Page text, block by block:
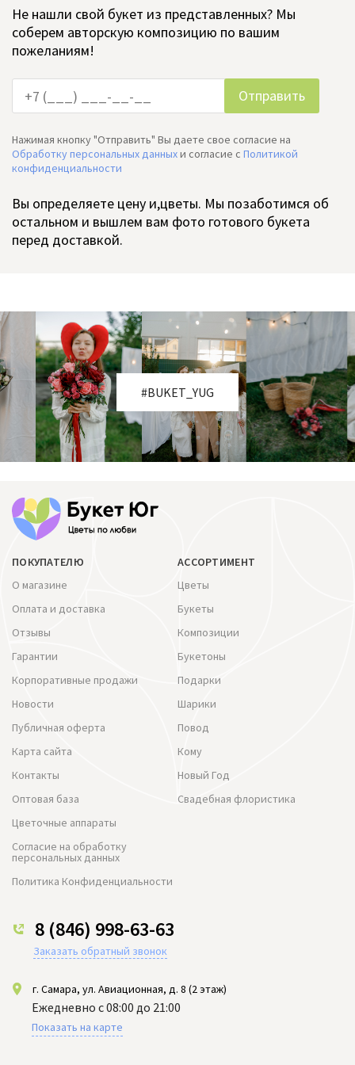
Не нашли свой букет из представленных? Мы
соберем авторскую композицию по вашим
пожеланиям!
Нажимая кнопку "Отправить" Вы даете свое согласие на
Обработку персональных данныхи согласие c Политикой
конфиденциальности
Вы определяете цену и,цветы. Мы позаботимся об
остальном и вышлем вам фото готового букета
перед доставкой.
#BUKET_YUG
ПОКУПАТЕЛЮ
О магазине
Оплата и доставка
Отзывы
Гарантии
Корпоративные продажи
Новости
Публичная оферта
Карта сайта
Контакты
Оптовая база
Цветочные аппараты
Согласие на обработку
персональных данных
Политика Конфиденциальности
АССОРТИМЕНТ
Цветы
Букеты
Композиции
Букетоны
Подарки
Шарики
Повод
Кому
Новый Год
Свадебная флористика
8 (846) 998-63-63
Заказать обратный звонок
г. Самара, ул. Авиационная, д. 8 (2 этаж)
Ежедневно с 08:00 до 21:00
Показать на карте